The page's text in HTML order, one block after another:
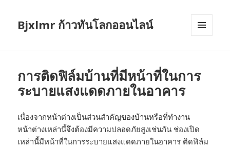
Bjxlmr ก้าวทันโลกออนไลน์
การติดฟิล์มบ้านที่มีหน้าที่ในการ
ระบายแสงแดดภายในอาคาร
เนื่องจากหน้าต่างเป็นส่วนสำคัญของบ้านหรือที่ทำงาน
หน้าต่างเหล่านี้จึงต้องมีความปลอดภัยสูงเช่นกัน ช่องเปิด
เหล่านี้มีหน้าที่ในการระบายแสงแดดภายในอาคาร ติดฟิล์ม